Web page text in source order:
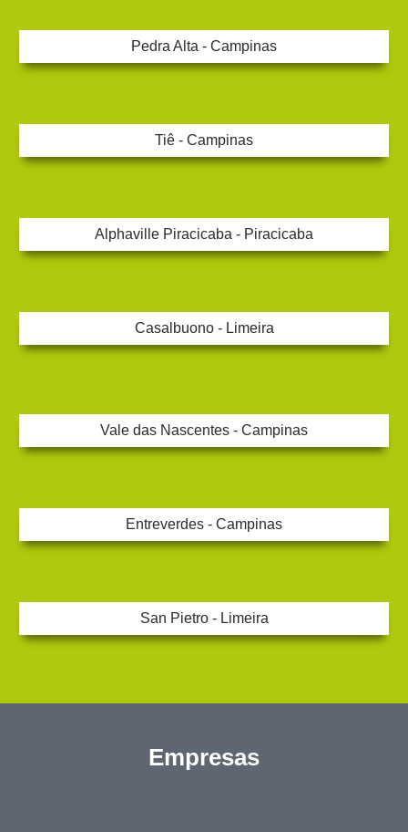
Pedra Alta - Campinas
Tiê - Campinas
Alphaville Piracicaba - Piracicaba
Casalbuono - Limeira
Vale das Nascentes - Campinas
Entreverdes - Campinas
San Pietro - Limeira
Empresas